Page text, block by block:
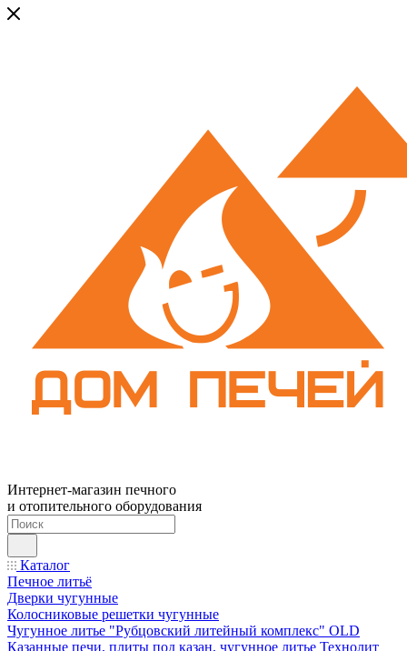
Интернет-магазин печного
и отопительного оборудования
Каталог
Печное литьё
Дверки чугунные
Колосниковые решетки чугунные
Чугунное литье "Рубцовский литейный комплекс" OLD
Казанные печи, плиты под казан, чугунное литье Технолит